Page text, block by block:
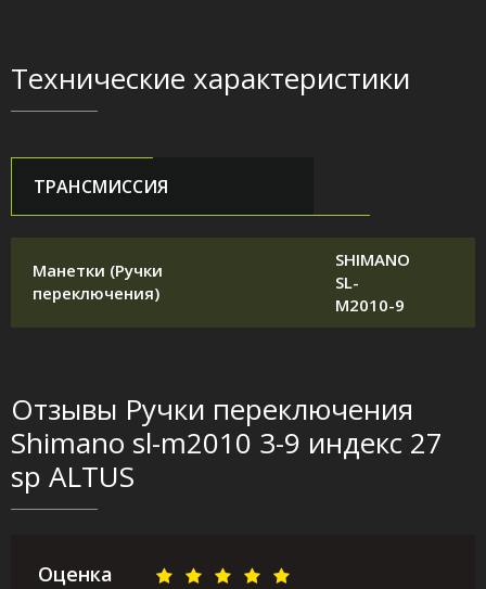
Технические характеристики
ТРАНСМИССИЯ
Манетки (Ручки
переключения)
SHIMANO
SL-
M2010-9
Отзывы Ручки переключения
Shimano sl-m2010 3-9 индекс 27
sp ALTUS
Оценка